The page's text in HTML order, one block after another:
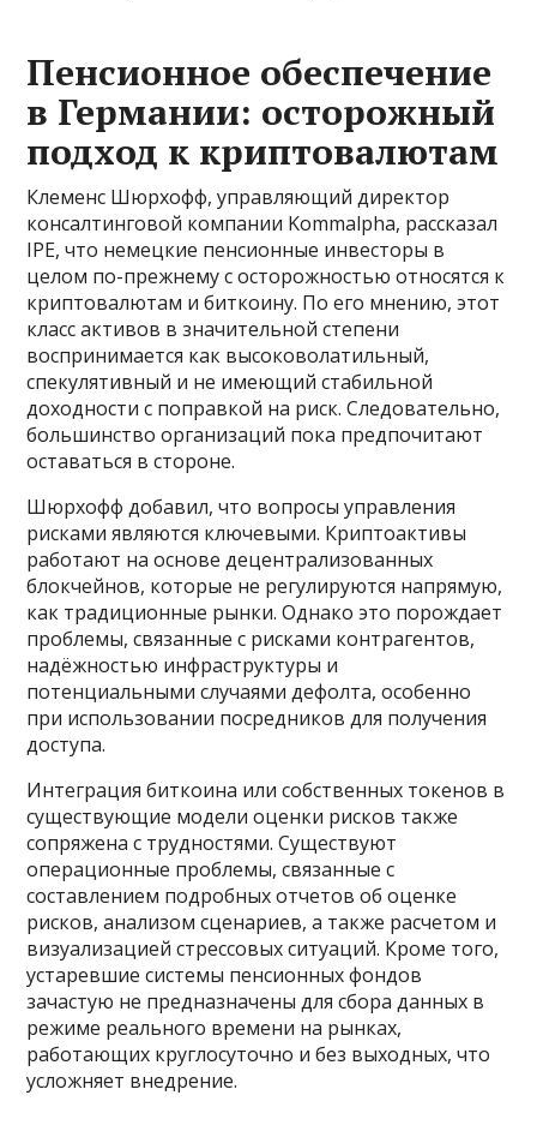
Пенсионное обеспечение
в Германии: осторожный
подход к криптовалютам
Клеменс Шюрхофф, управляющий директор
консалтинговой компании Kommalpha, рассказал
IPE, что немецкие пенсионные инвесторы в
целом по-прежнему с осторожностью относятся к
криптовалютам и биткоину. По его мнению, этот
класс активов в значительной степени
воспринимается как высоковолатильный,
спекулятивный и не имеющий стабильной
доходности с поправкой на риск. Следовательно,
большинство организаций пока предпочитают
оставаться в стороне.
Шюрхофф добавил, что вопросы управления
рисками являются ключевыми. Криптоактивы
работают на основе децентрализованных
блокчейнов, которые не регулируются напрямую,
как традиционные рынки. Однако это порождает
проблемы, связанные с рисками контрагентов,
надёжностью инфраструктуры и
потенциальными случаями дефолта, особенно
при использовании посредников для получения
доступа.
Интеграция биткоина или собственных токенов в
существующие модели оценки рисков также
сопряжена с трудностями. Существуют
операционные проблемы, связанные с
составлением подробных отчетов об оценке
рисков, анализом сценариев, а также расчетом и
визуализацией стрессовых ситуаций. Кроме того,
устаревшие системы пенсионных фондов
зачастую не предназначены для сбора данных в
режиме реального времени на рынках,
работающих круглосуточно и без выходных, что
усложняет внедрение.